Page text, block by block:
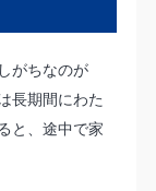
がちなのが
長期間にわた
と、途中で家